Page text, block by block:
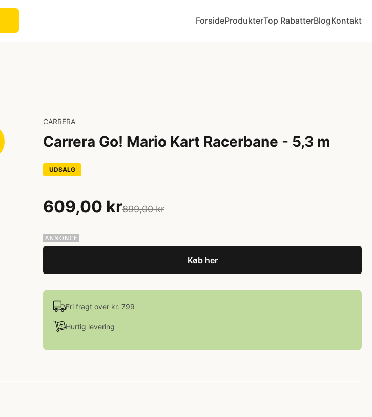
ForsideProdukterTop RabatterBlogKontakt
CARRERA
Carrera Go! Mario Kart Racerbane - 5,3 m
UDSALG
609,00 kr899,00 kr
Køb her
Fri fragt over kr. 799
Hurtig levering